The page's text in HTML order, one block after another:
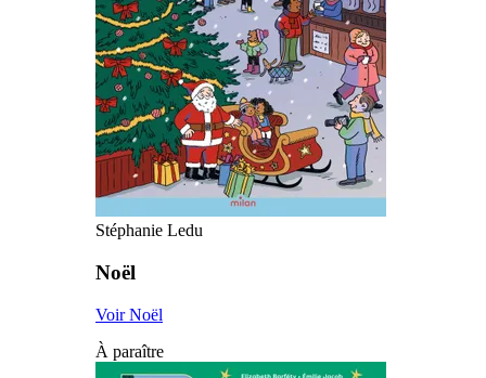
Stéphanie Ledu
Noël
Voir Noël
À paraître